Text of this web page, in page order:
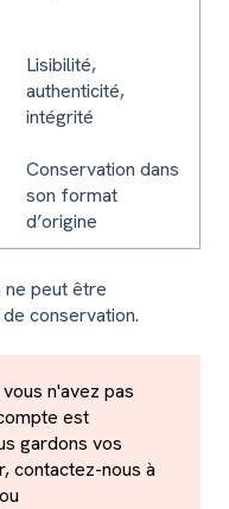
Lisibilité,
authenticité,
intégrité
Conservation dans
son format
d’origine
peut être
conservation.
n'avez pas
est
gardons vos
contactez-nous à